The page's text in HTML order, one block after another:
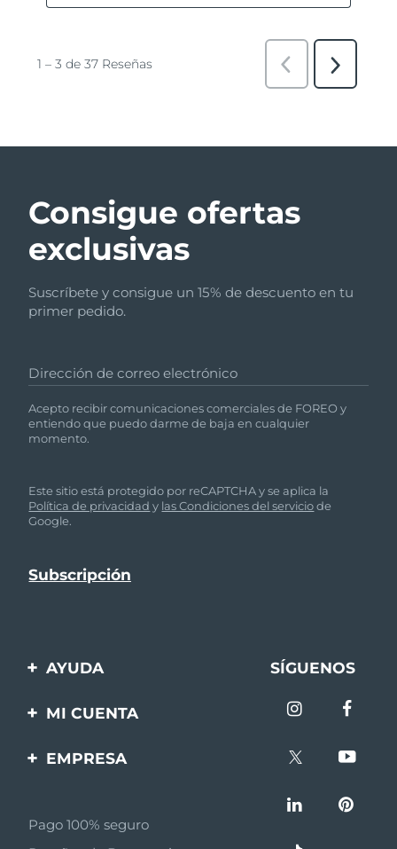
Consigue ofertas
exclusivas
Suscríbete y consigue un 15% de descuento en tu
primer pedido.
Dirección de correo electrónico
Acepto recibir comunicaciones comerciales de FOREO y
entiendo que puedo darme de baja en cualquier
momento.
Este sitio está protegido por reCAPTCHA y se aplica la
Política de privacidad y las Condiciones del serviciode
Google.
AYUDA
Contáctanos
SÍGUENOS
MI CUENTA
Registro de productos
EMPRESA
Afiliados
Pago 100% seguro